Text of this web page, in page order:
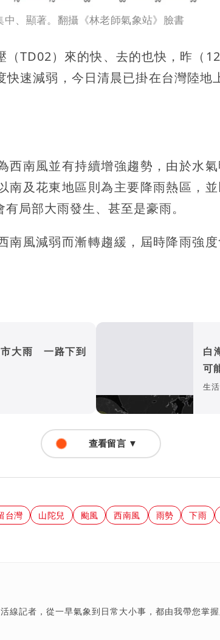
、顯著。翻攝《林老師氣象站》臉書
TD02）來的快、去的也快，昨（
快速減弱，今日清晨已掛在台灣陸地
西南風並有持續增強趨勢，由於水
南及花東地區則為主要降雨熱區，
局部大雨發生、甚至是豪雨。
南風減弱而漸轉趨緩，屆時降雨強
大雨 一路下到
白
可
生活
查看留言 ▼
台灣 山陀兒 颱風 西南風 雨勢 下雨
線記者，從一早氣象到日常大小事，都由我帶您掌握